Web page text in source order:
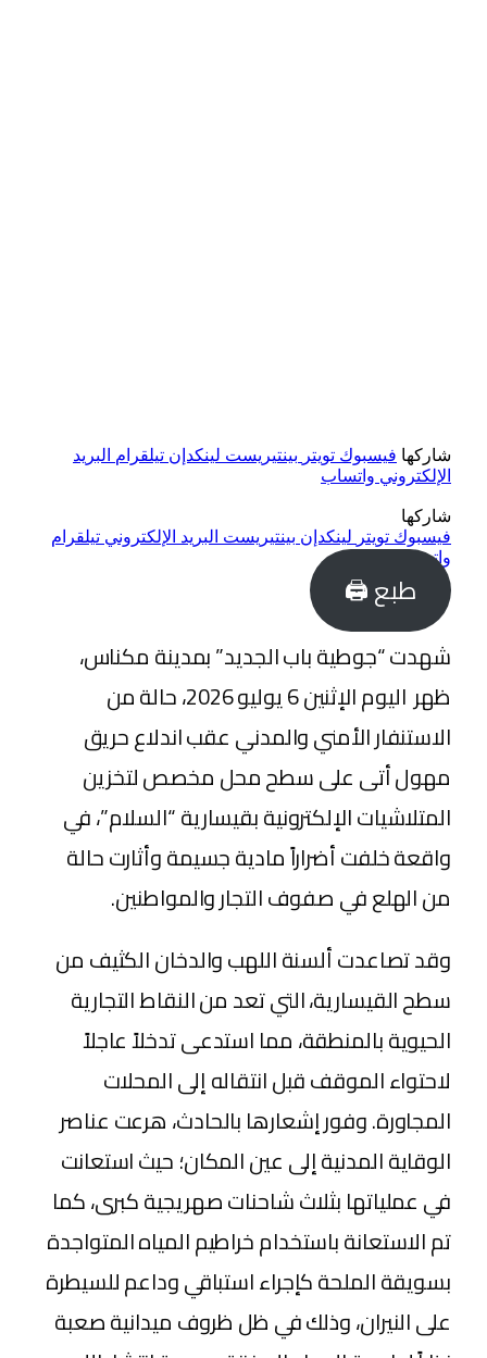
شاركها فيسبوك تويتر بينتيريست لينكدإن تيلقرام البريد
الإلكتروني واتساب
شاركها
فيسبوك تويتر لينكدإن بينتيريست البريد الإلكتروني تيلقرام
واتساب
طبع 🖨
شهدت “جوطية باب الجديد” بمدينة مكناس،
ظهر اليوم الإثنين 6 يوليو 2026، حالة من
الاستنفار الأمني والمدني عقب اندلاع حريق
مهول أتى على سطح محل مخصص لتخزين
المتلاشيات الإلكترونية بقيسارية “السلام”، في
واقعة خلفت أضراراً مادية جسيمة وأثارت حالة
من الهلع في صفوف التجار والمواطنين.
وقد تصاعدت ألسنة اللهب والدخان الكثيف من
سطح القيسارية، التي تعد من النقاط التجارية
الحيوية بالمنطقة، مما استدعى تدخلاً عاجلاً
لاحتواء الموقف قبل انتقاله إلى المحلات
المجاورة. وفور إشعارها بالحادث، هرعت عناصر
الوقاية المدنية إلى عين المكان؛ حيث استعانت
في عملياتها بثلاث شاحنات صهريجية كبرى، كما
تم الاستعانة باستخدام خراطيم المياه المتواجدة
بسويقة الملحة كإجراء استباقي وداعم للسيطرة
على النيران، وذلك في ظل ظروف ميدانية صعبة